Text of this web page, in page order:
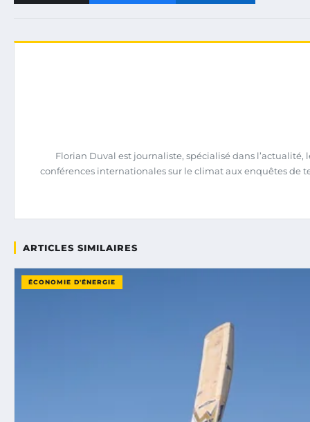
Florian Duval est journaliste, spécialisé dans
conférences internationales sur le climat aux enquêtes de
ARTICLES SIMILAIRES
ÉCONOMIE D'ÉNERGIE